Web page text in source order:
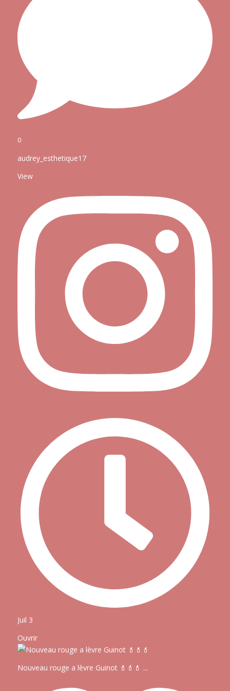
0
audrey_esthetique17
View
Juil 3
Ouvrir
Nouveau rouge a lèvre Guinot 💄💄💄 ...